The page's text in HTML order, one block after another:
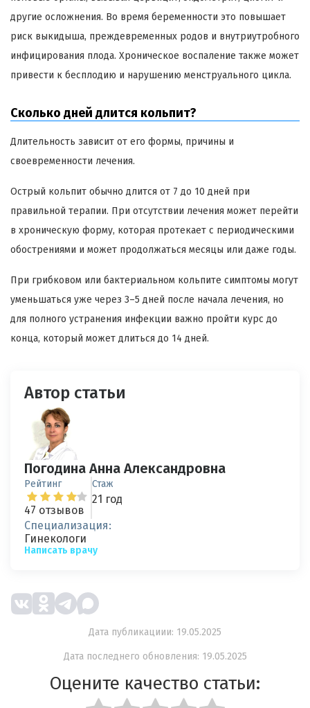
другие осложнения. Во время беременности это повышает
риск выкидыша, преждевременных родов и внутриутробного
инфицирования плода. Хроническое воспаление также может
привести к бесплодию и нарушению менструального цикла.
Сколько дней длится кольпит?
Длительность зависит от его формы, причины и
своевременности лечения.
Острый кольпит обычно длится от 7 до 10 дней при
правильной терапии. При отсутствии лечения может перейти
в хроническую форму, которая протекает с периодическими
обострениями и может продолжаться месяцы или даже годы.
При грибковом или бактериальном кольпите симптомы могут
уменьшаться уже через 3–5 дней после начала лечения, но
для полного устранения инфекции важно пройти курс до
конца, который может длиться до 14 дней.
Автор статьи
Погодина Анна Александровна
Рейтинг
47 отзывов
Стаж
21 год
Специализация:
Гинекологи
Написать врачу
Дата публикациии: 19.05.2025
Дата последнего обновления: 19.05.2025
Оцените качество статьи: